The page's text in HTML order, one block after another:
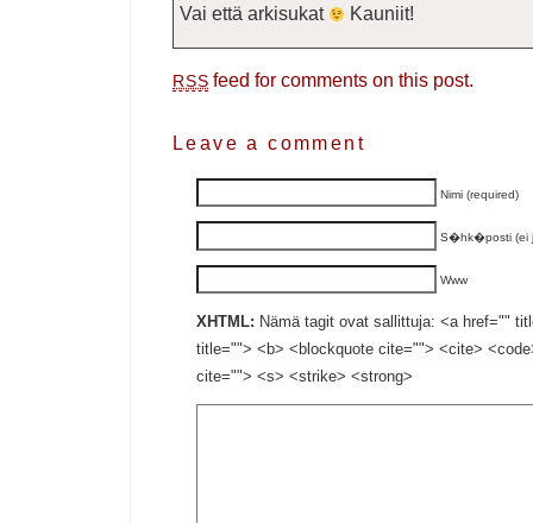
Vai että arkisukat Kauniit!
RSS feed for comments on this post.
Leave a comment
Nimi (required)
S�hk�posti (ei
Www
XHTML: Nämä tagit ovat sallittuja: <a href=""
title=""> <b> <blockquote cite=""> <cite>
cite=""> <s> <strike> <strong>